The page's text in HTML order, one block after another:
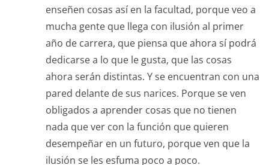
enseñen cosas así en la facultad, porque veo a
mucha gente que llega con ilusión al primer
año de carrera, que piensa que ahora sí podrá
dedicarse a lo que le gusta, que las cosas
ahora serán distintas. Y se encuentran con una
pared delante de sus narices. Porque se ven
obligados a aprender cosas que no tienen
nada que ver con la función que quieren
desempeñar en un futuro, porque ven que la
ilusión se les esfuma poco a poco.